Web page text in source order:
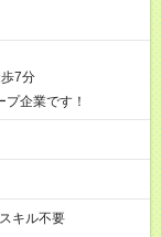
7分
企業です！
キル不要